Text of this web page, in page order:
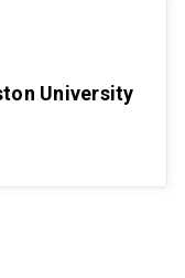
University